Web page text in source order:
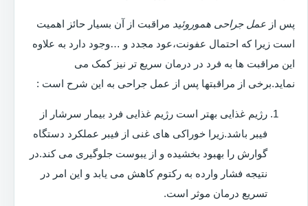
پس از عمل جراحی هموروئید مراقبت از آن بسیار حائز اهمیت
است زیرا که احتمال عفونت،عود مجدد و …وجود دارد به علاوه
این مراقبت ها به فرد در درمان سریع تر نیز کمک می
نماید.برخی از مراقبتها پس از عمل جراحی به این شرح است :
رژیم غذایی بهتر است رژیم غذایی فرد بیمار سرشار از
فیبر باشد.زیرا خوراکی های غنی از فیبر عملکرد دستگاه
گوارش را بهبود بخشیده و از یبوست جلوگیری می کند.در
نتیجه فشار وارده به رکتوم کاهش می یابد و این امر در
تسریع درمان موثر است.